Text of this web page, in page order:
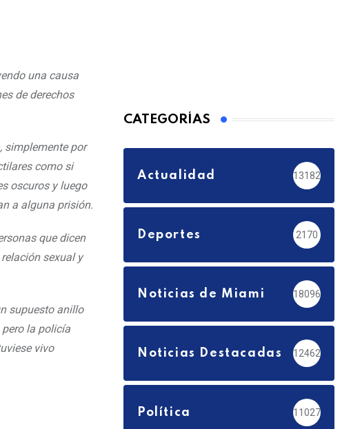
una causa
de derechos
simplemente por
como si
oscuros y luego
a alguna prisión.
que dicen
sexual y
supuesto anillo
la policía
vivo
CATEGORÍAS
Actualidad 13182
Deportes 2170
Noticias de Miami 18096
Noticias Destacadas 12462
Política 11027